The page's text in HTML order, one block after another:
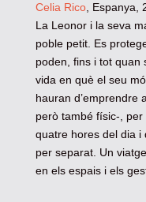
Celia Rico, Espanya,
La Leonor i la seva
poble petit. Es
poden, fins i tot quan
vida en què el seu
hauran d’emprendre
però també físic-,
quatre hores del dia i
per separat. Un
en els espais i els